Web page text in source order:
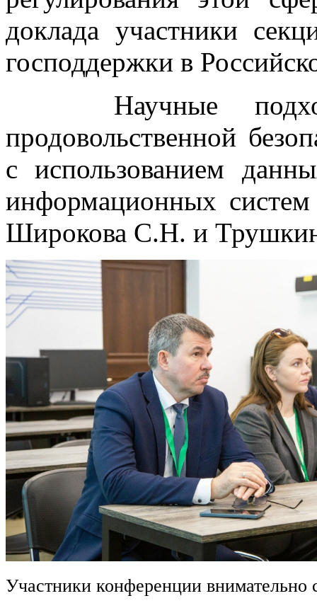
доклада участники
господдержки в
Научные
продовольственной
с использованием
информационных
Широкова С.Н. и
Участники конференции